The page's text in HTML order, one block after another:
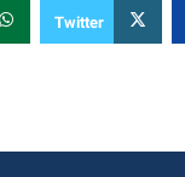
Twitter